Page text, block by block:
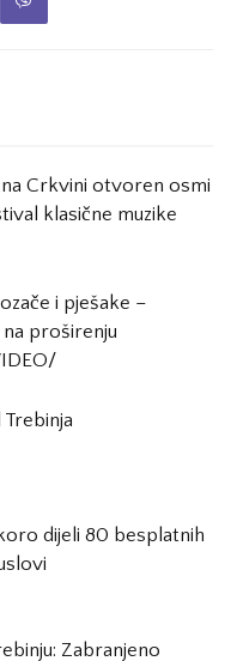
Crkvini otvoren osmi
klasične muzike
i pješake –
proširenju
dijeli 80 besplatnih
Zabranjeno